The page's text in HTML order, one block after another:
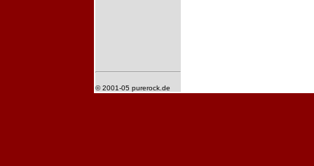
© 2001-05 purerock.de